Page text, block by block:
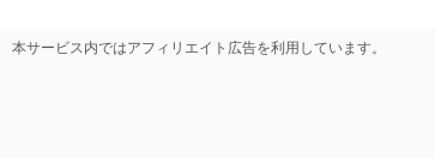
本サービス内ではアフィリエイト広告を利用しています。